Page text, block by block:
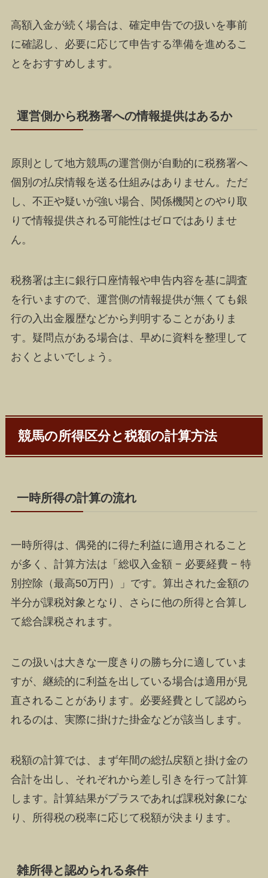
高額入金が続く場合は、確定申告での扱いを事前
に確認し、必要に応じて申告する準備を進めるこ
とをおすすめします。
運営側から税務署への情報提供はあるか
原則として地方競馬の運営側が自動的に税務署へ
個別の払戻情報を送る仕組みはありません。ただ
し、不正や疑いが強い場合、関係機関とのやり取
りで情報提供される可能性はゼロではありませ
ん。
税務署は主に銀行口座情報や申告内容を基に調査
を行いますので、運営側の情報提供が無くても銀
行の入出金履歴などから判明することがありま
す。疑問点がある場合は、早めに資料を整理して
おくとよいでしょう。
競馬の所得区分と税額の計算方法
一時所得の計算の流れ
一時所得は、偶発的に得た利益に適用されること
が多く、計算方法は「総収入金額 − 必要経費 − 特
別控除（最高50万円）」です。算出された金額の
半分が課税対象となり、さらに他の所得と合算し
て総合課税されます。
この扱いは大きな一度きりの勝ち分に適していま
すが、継続的に利益を出している場合は適用が見
直されることがあります。必要経費として認めら
れるのは、実際に掛けた掛金などが該当します。
税額の計算では、まず年間の総払戻額と掛け金の
合計を出し、それぞれから差し引きを行って計算
します。計算結果がプラスであれば課税対象にな
り、所得税の税率に応じて税額が決まります。
雑所得と認められる条件